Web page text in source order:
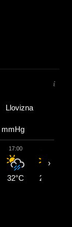
Llovizna
mmHg
17:00
32°C 28°C
›